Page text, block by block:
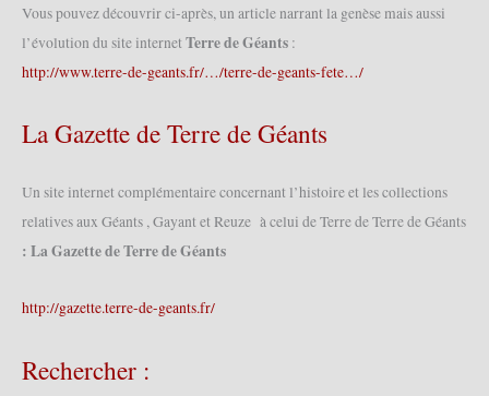
Vous pouvez découvrir ci-après, un article narrant la genèse mais aussi
l’évolution du site internet Terre de Géants :
http://www.terre-de-geants.fr/…/terre-de-geants-fete…/
La Gazette de Terre de Géants
Un site internet complémentaire concernant l’histoire et les collections
relatives aux Géants , Gayant et Reuze à celui de Terre de Terre de Géants
: La Gazette de Terre de Géants
http://gazette.terre-de-geants.fr/
Rechercher :